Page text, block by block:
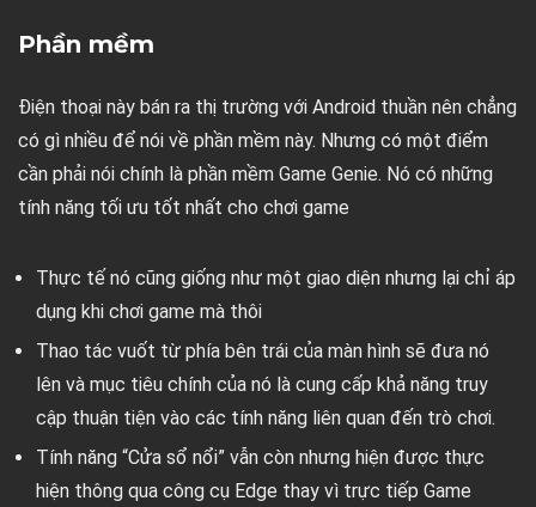
Phần mềm
Điện thoại này bán ra thị trường với Android thuần nên chẳng
có gì nhiều để nói về phần mềm này. Nhưng có một điểm
cần phải nói chính là phần mềm Game Genie. Nó có những
tính năng tối ưu tốt nhất cho chơi game
Thực tế nó cũng giống như một giao diện nhưng lại chỉ áp
dụng khi chơi game mà thôi
Thao tác vuốt từ phía bên trái của màn hình sẽ đưa nó
lên và mục tiêu chính của nó là cung cấp khả năng truy
cập thuận tiện vào các tính năng liên quan đến trò chơi.
Tính năng “Cửa sổ nổi” vẫn còn nhưng hiện được thực
hiện thông qua công cụ Edge thay vì trực tiếp Game